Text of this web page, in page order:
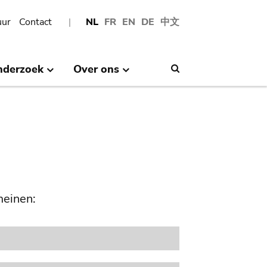
NL FR EN DE 中文
Contact
Over ons